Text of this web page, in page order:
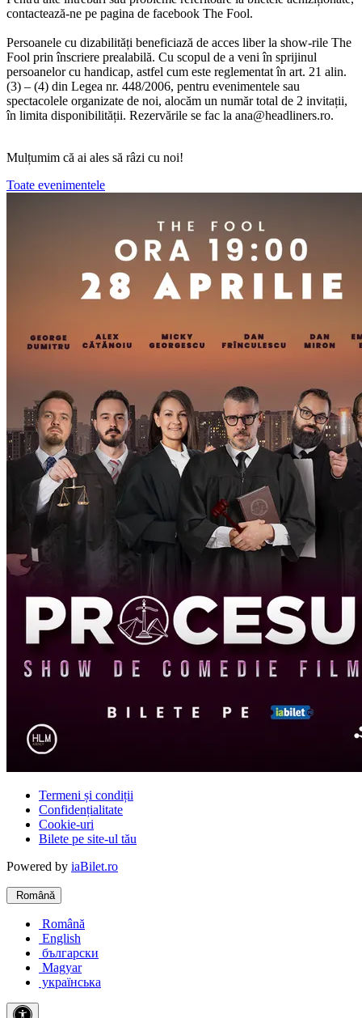
contactează-ne pe pagina de facebook The Fool.
Persoanele cu dizabilități beneficiază de acces liber la show-rile The
Fool prin înscriere prealabilă. Cu scopul de a veni în sprijinul
persoanelor cu handicap, astfel cum este reglementat în art. 21 alin.
(3) – (4) din Legea nr. 448/2006, pentru evenimentele sau
spectacolele organizate de noi, alocăm un număr total de 2 invitații,
în limita disponibilității. Rezervările se fac la ana@headliners.ro.
Mulțumim că ai ales să râzi cu noi!
Toate evenimentele
Termeni și condiții
Confidențialitate
Cookie-uri
Bilete pe site-ul tău
Powered by iaBilet.ro
Română
Română
English
български
Magyar
українська